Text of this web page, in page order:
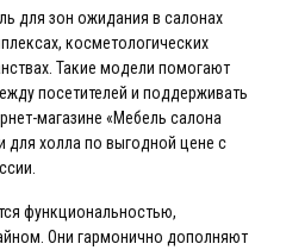
для зон ожидания в салонах
косметологических
Такие модели помогают
посетителей и поддерживать
магазине «Мебель салона
для холла по выгодной цене с
функциональностью,
Они гармонично дополняют